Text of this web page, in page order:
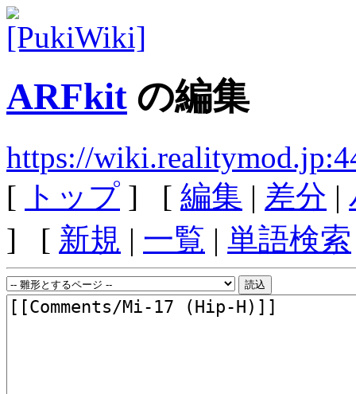
ARFkit の編集
https://
[ トップ ] [ 編集 | 差分 |
] [ 新規 | 一覧 | 単語検索